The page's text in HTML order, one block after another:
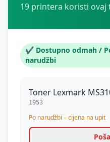
19 printera koristi ovaj
✔ Dostupno odmah /
narudžbi
Toner Lexmark
1953
Po narudžbi – cijena na upit